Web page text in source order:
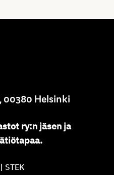
00380 Helsinki
ry:n jäsen ja
STEK